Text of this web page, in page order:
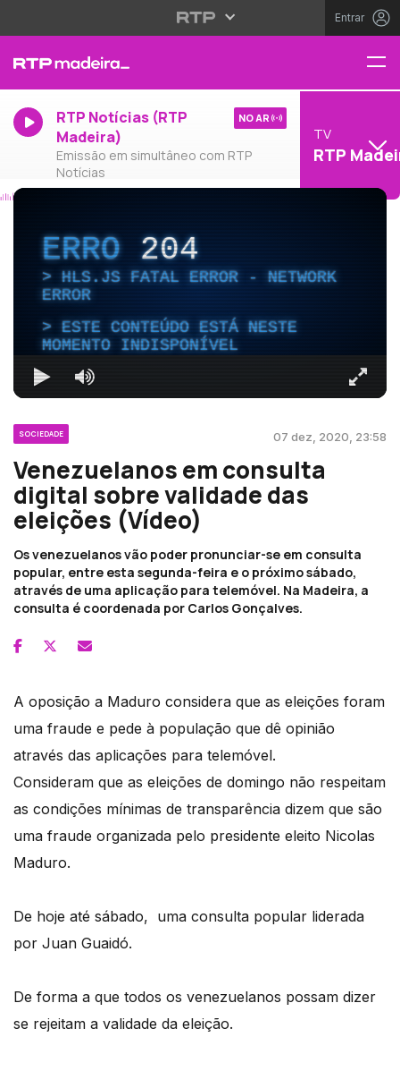
Entrar
RTP Notícias (RTP
Madeira)
Emissão em simultâneo com RTP
Notícias
NO AR
TV
RTP
ERRO204
HLS.JS FATAL ERROR - NETWORK
ERROR
ESTE CONTEÚDO ESTÁ NESTE
MOMENTO INDISPONÍVEL
SOCIEDADE 07 dez, 2020, 23:58
Venezuelanos em consulta
digital sobre validade das
eleições (Vídeo)
Os venezuelanos vão poder pronunciar-se em consulta
popular, entre esta segunda-feira e o próximo sábado,
através de uma aplicação para telemóvel. Na Madeira, a
consulta é coordenada por Carlos Gonçalves.
A oposição a Maduro considera que as eleições foram
uma fraude e pede à população que dê opinião
através das aplicações para telemóvel.
Consideram que as eleições de domingo não respeitam
as condições mínimas de transparência dizem que são
uma fraude organizada pelo presidente eleito Nicolas
Maduro.
De hoje até sábado, uma consulta popular liderada
por Juan Guaidó.
De forma a que todos os venezuelanos possam dizer
se rejeitam a validade da eleição.